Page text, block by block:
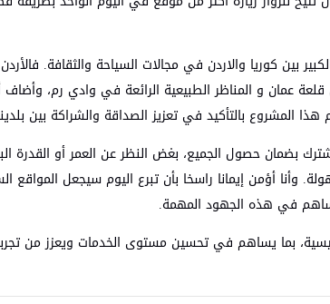
بين كوريا والاردن في مجالات السياحة والثقافة.
قلعة عمان و المناظر الطبيعية الرائعة في وادي رم،
المشروع بالتأكيد في تعزيز الصداقة والشراكة بين
بضمان حصول الجميع، بغض النظر عن العمر أو القدرة
وأنا أؤمن إيمانا راسخا بأن تبرع اليوم سيجعل المواقع
في هذه الجهود المهمة.
بما يساهم في تحسين مستوى الخدمات ويعزز من